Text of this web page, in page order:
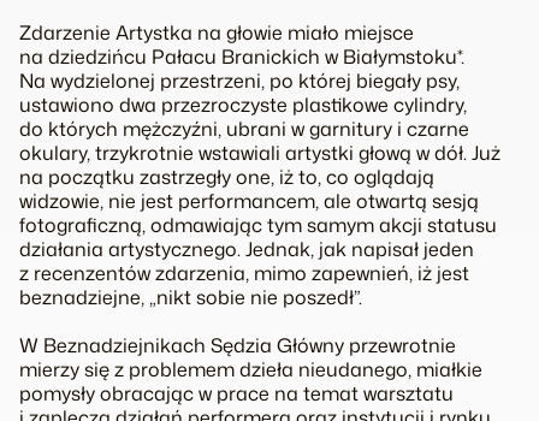
Zdarzenie Artystka na głowie miało miejsce
na dziedzińcu Pałacu Branickich w Białymstoku*.
Na wydzielonej przestrzeni, po której biegały psy,
ustawiono dwa przezroczyste plastikowe cylindry,
do których mężczyźni, ubrani w garnitury i czarne
okulary, trzykrotnie wstawiali artystki głową w dół. Już
na początku zastrzegły one, iż to, co oglądają
widzowie, nie jest performancem, ale otwartą sesją
fotograficzną, odmawiając tym samym akcji statusu
działania artystycznego. Jednak, jak napisał jeden
z recenzentów zdarzenia, mimo zapewnień, iż jest
beznadziejne, „nikt sobie nie poszedł”.
W Beznadziejnikach Sędzia Główny przewrotnie
mierzy się z problemem dzieła nieudanego, miałkie
pomysły obracając w prace na temat warsztatu